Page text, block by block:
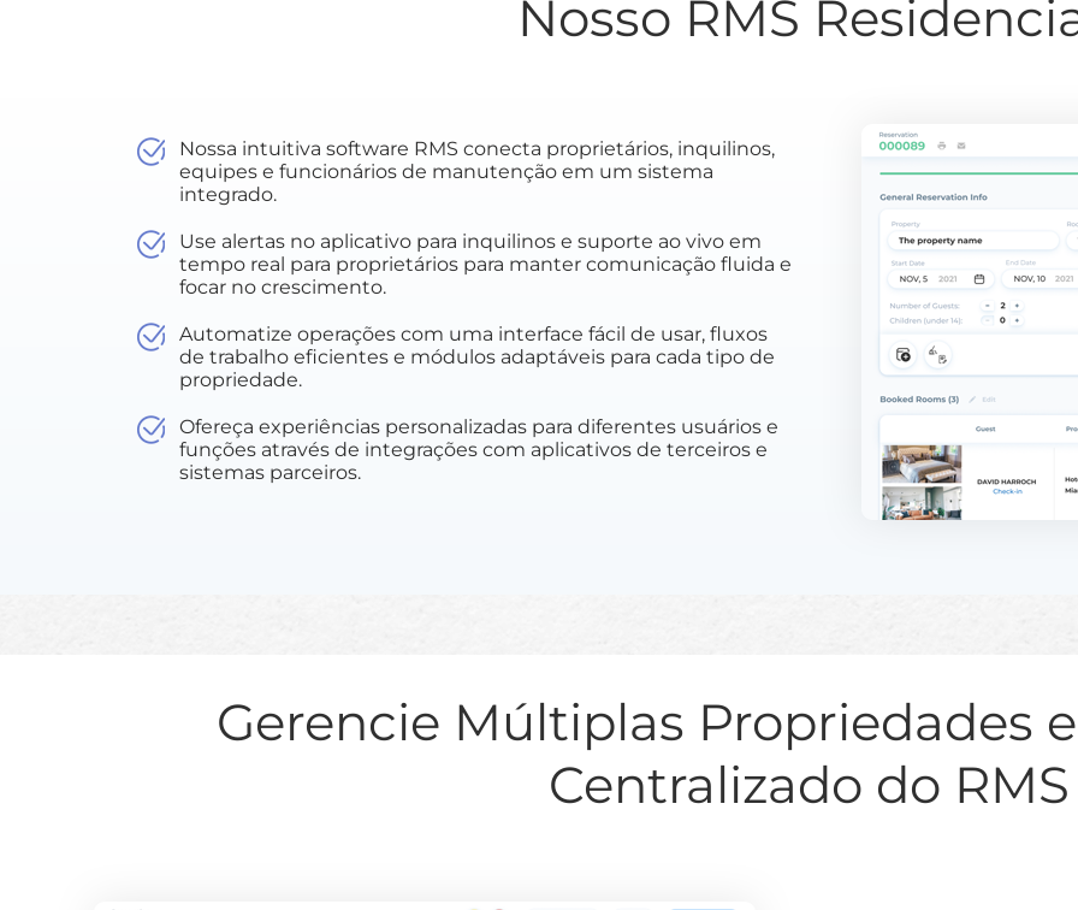
Nosso RMS
Nossa intuitiva software RMS conecta proprietários, inquilinos,
equipes e funcionários de manutenção em um sistema
integrado.
Use alertas no aplicativo para inquilinos e suporte ao vivo em
tempo real para proprietários para manter comunicação fluida e
focar no crescimento.
Automatize operações com uma interface fácil de usar, fluxos
de trabalho eficientes e módulos adaptáveis para cada tipo de
propriedade.
Ofereça experiências personalizadas para diferentes usuários e
funções através de integrações com aplicativos de terceiros e
sistemas parceiros.
Gerencie Múltiplas Propriedades
Centralizado do RMS